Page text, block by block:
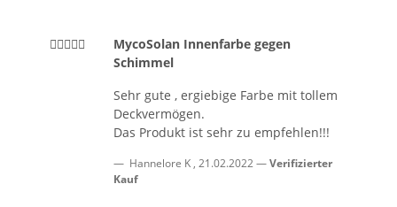
MycoSolan Innenfarbe gegen
Schimmel
Sehr gute , ergiebige Farbe mit tollem
Deckvermögen.
Das Produkt ist sehr zu empfehlen!!!
Hannelore K , 21.02.2022
Verifizierter
Kauf